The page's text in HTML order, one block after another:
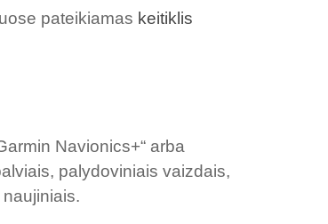
pateikiamas keitiklis
Navionics+“ arba
palydoviniais vaizdais,